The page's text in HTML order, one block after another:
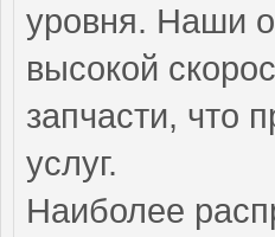
уровня. Наши
высокой
запчасти, что
услуг.
Наиболее